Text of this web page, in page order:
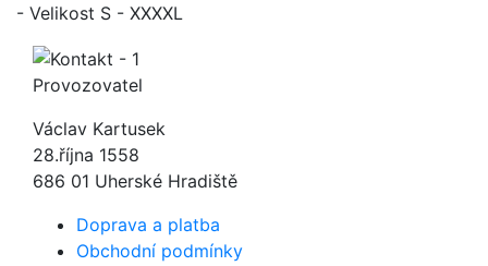
- Velikost S - XXXXL
Provozovatel
Václav Kartusek
28.října 1558
686 01 Uherské Hradiště
Doprava a platba
Obchodní podmínky